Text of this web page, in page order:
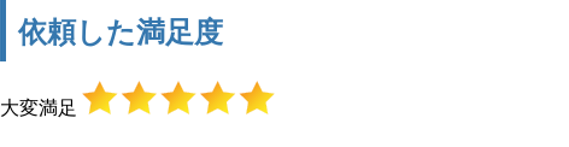
依頼した満足度
大変満足